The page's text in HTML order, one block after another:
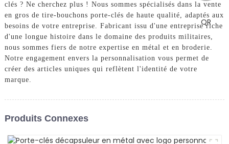
clés ? Ne cherchez plus ! Nous sommes spécialisés dans la vente
en gros de tire-bouchons porte-clés de haute qualité, adaptés aux
besoins de votre entreprise. Fabricant issu d'une entreprise riche
d'une longue histoire dans le domaine des produits militaires,
nous sommes fiers de notre expertise en métal et en broderie.
Notre engagement envers la personnalisation vous permet de
créer des articles uniques qui reflètent l'identité de votre
marque.
Produits Connexes